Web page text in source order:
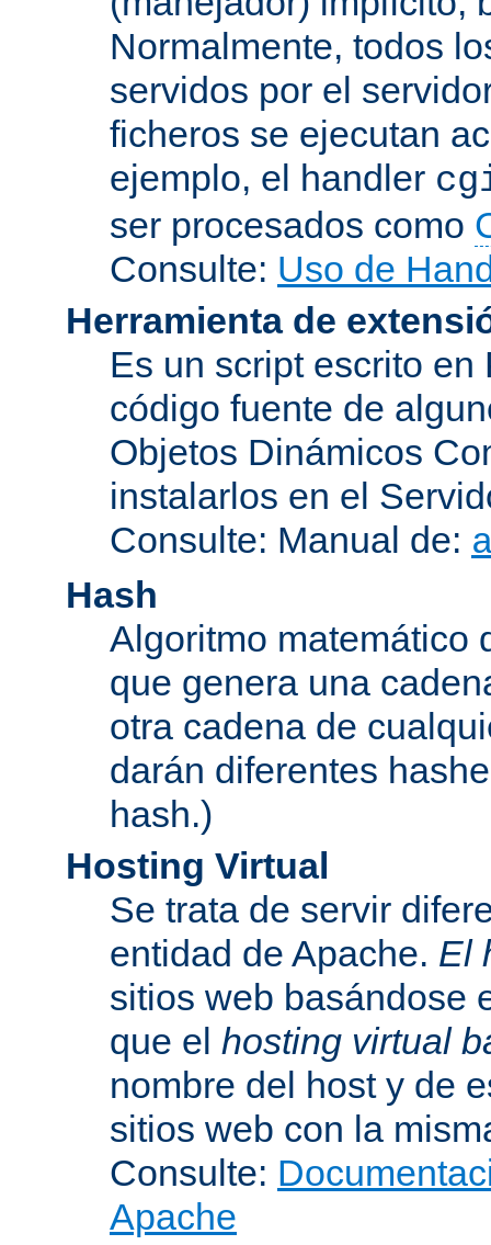
Normalmente, todos
servidos por el
ficheros se ejecutan
ejemplo, el handler
ser procesados como
Consulte: Uso de
Herramienta de
Es un script escrito
código fuente de
Objetos Dinámicos
instalarlos en el
Consulte: Manual de:
Hash
Algoritmo matemático
que genera una
otra cadena de
darán diferentes
hash.)
Hosting Virtual
Se trata de servir
entidad de Apache. El
sitios web basándose
que el hosting virtual
nombre del host y de
sitios web con la
Consulte:
Apache